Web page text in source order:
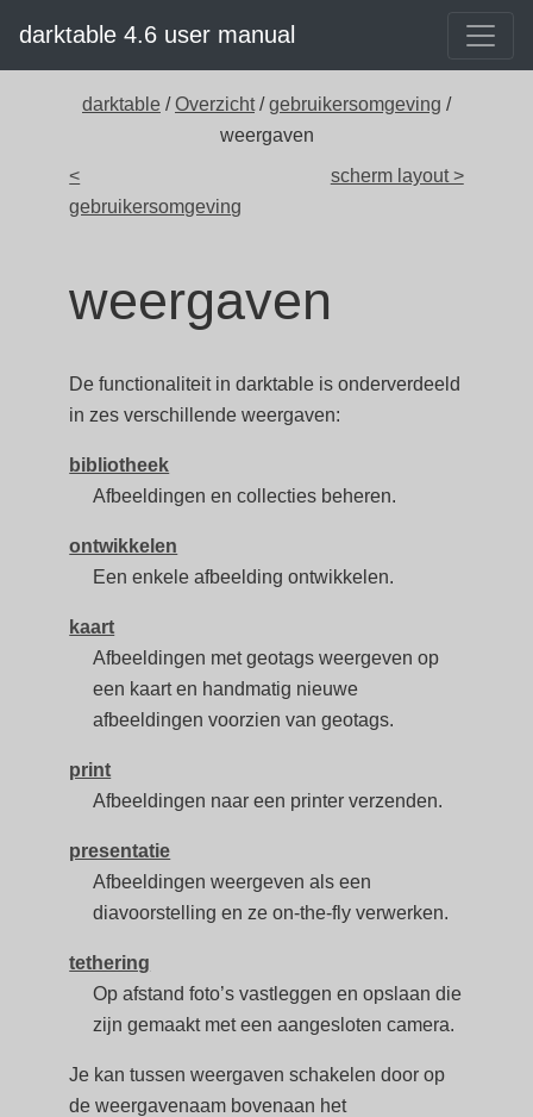
darktable 4.6 user manual
darktable /Overzicht/gebruikersomgeving /
weergaven
<
gebruikersomgeving
scherm layout >
weergaven
De functionaliteit in darktable is onderverdeeld
in zes verschillende weergaven:
bibliotheek
Afbeeldingen en collecties beheren.
ontwikkelen
Een enkele afbeelding ontwikkelen.
kaart
Afbeeldingen met geotags weergeven op
een kaart en handmatig nieuwe
afbeeldingen voorzien van geotags.
print
Afbeeldingen naar een printer verzenden.
presentatie
Afbeeldingen weergeven als een
diavoorstelling en ze on-the-fly verwerken.
tethering
Op afstand foto’s vastleggen en opslaan die
zijn gemaakt met een aangesloten camera.
Je kan tussen weergaven schakelen door op
de weergavenaam bovenaan het